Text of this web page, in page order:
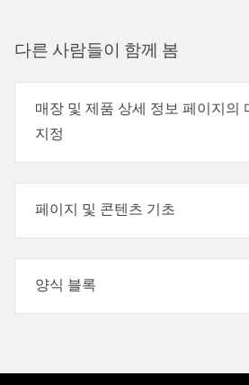
다른 사람들이 함께 봄
매장 및 제품 상세 정보 페이지의
지정
페이지 및 콘텐츠 기초
양식 블록